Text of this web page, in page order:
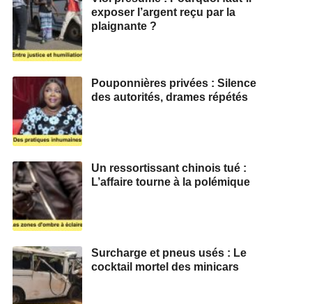
exposer l’argent reçu par la
plaignante ?
Pouponnières privées : Silence
des autorités, drames répétés
Un ressortissant chinois tué :
L’affaire tourne à la polémique
Surcharge et pneus usés : Le
cocktail mortel des minicars